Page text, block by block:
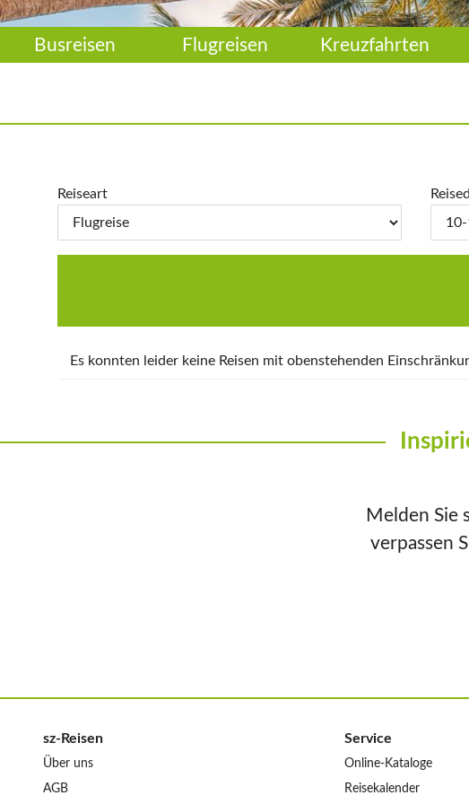
Busreisen Flugreisen Kreuzfahrten
Reiseart
Es konnten leider keine Reisen mit obenstehenden
Melden Sie
verpassen
sz-Reisen
Über uns
AGB
Service
Online-Kataloge
Reisekalender